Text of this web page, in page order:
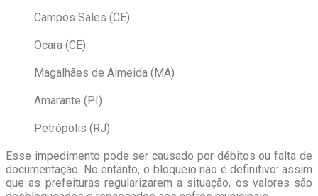
Campos Sales (CE)
Ocara (CE)
Magalhães de Almeida (MA)
Amarante (PI)
Petrópolis (RJ)
Esse impedimento pode ser causado por débitos ou falta de
documentação. No entanto, o bloqueio não é definitivo: assim
que as prefeituras regularizarem a situação, os valores são